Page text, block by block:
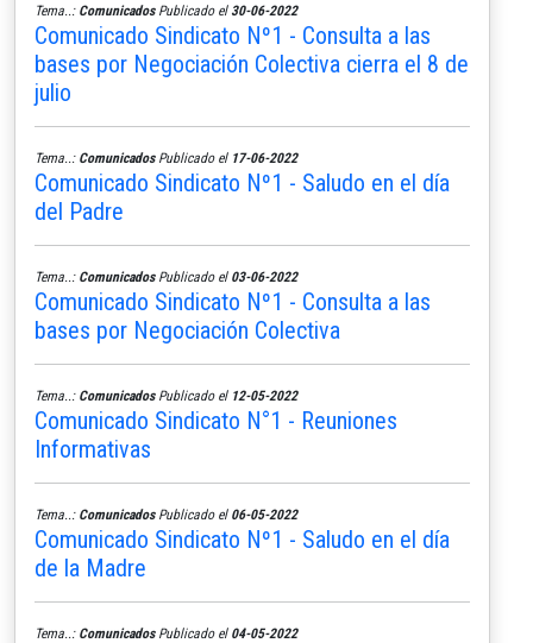
Tema..: ComunicadosPublicado el 30-06-2022
Comunicado Sindicato Nº1 - Consulta a las
bases por Negociación Colectiva cierra el 8 de
julio
Tema..: ComunicadosPublicado el 17-06-2022
Comunicado Sindicato Nº1 - Saludo en el día
del Padre
Tema..: ComunicadosPublicado el 03-06-2022
Comunicado Sindicato Nº1 - Consulta a las
bases por Negociación Colectiva
Tema..: ComunicadosPublicado el 12-05-2022
Comunicado Sindicato N°1 - Reuniones
Informativas
Tema..: ComunicadosPublicado el 06-05-2022
Comunicado Sindicato Nº1 - Saludo en el día
de la Madre
Tema..: ComunicadosPublicado el 04-05-2022